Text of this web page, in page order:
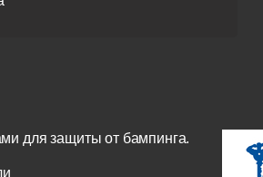
для защиты от бампинга.